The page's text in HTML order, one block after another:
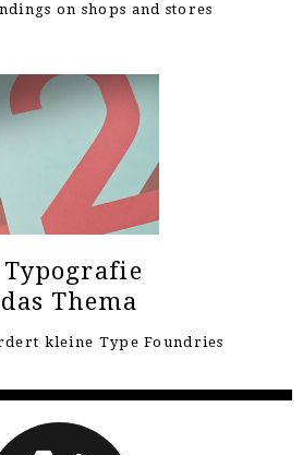
on shops and stores
Thema
kleine Type Foundries